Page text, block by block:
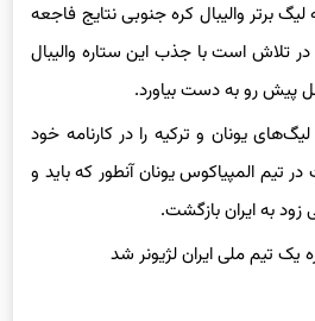
برتر والیبال کره جنوبی نتایج فاجعه
در تلاش است با جذب این ستاره والیبال
پیش رو به دست بیاورد.
یونان و ترکیه را در کارنامه خود
تیم المپیاکوس یونان آنطور که باید و
به ایران بازگشت.